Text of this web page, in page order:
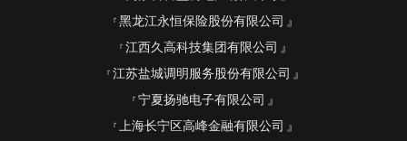
黑龙江永恒保险股份有限公司
江西久高科技集团有限公司
江苏盐城调明服务股份有限公司
宁夏扬驰电子有限公司
上海长宁区高峰金融有限公司